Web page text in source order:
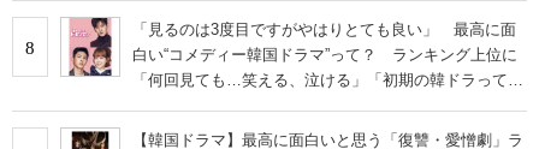
8
「見るのは3度目ですがやはりとても良い」 最高に面
白い“コメディー韓国ドラマ”って？ ランキング上位に
「何回見ても…笑える、泣ける」「初期の韓ドラって良
【韓国ドラマ】最高に面白いと思う「復讐・愛憎劇」ラ